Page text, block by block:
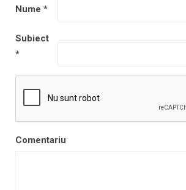
Nume *
Subiect
*
Comentariu